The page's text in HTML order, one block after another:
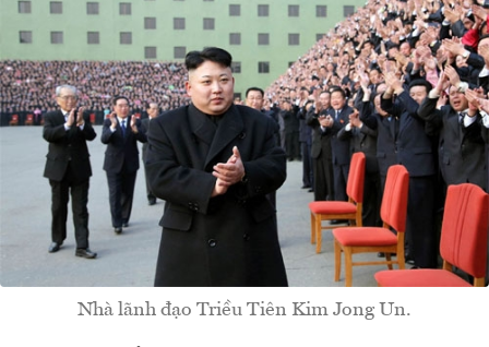
Nhà lãnh đạo Triều Tiên Kim Jong Un.